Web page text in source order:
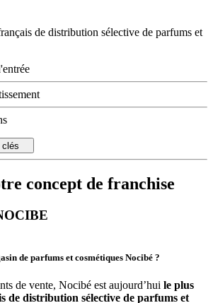
de distribution sélective de parfums et
clés
concept de franchise
de parfums et cosmétiques Nocibé ?
de vente, Nocibé est aujourd’hui le plus
de distribution sélective de parfums et